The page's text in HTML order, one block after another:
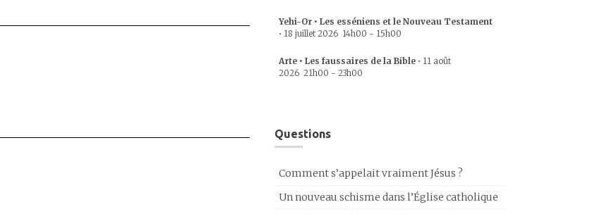
Yehi-Or • Les esséniens et le Nouveau Testament
• 18 juillet 2026 14h00 - 15h00
Arte • Les faussaires de la Bible • 11 août
2026 21h00 - 23h00
Questions
Comment s’appelait vraiment Jésus ?
Un nouveau schisme dans l’Église catholique